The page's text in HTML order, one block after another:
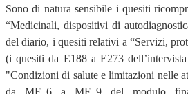
Sono di natura sensibile i quesiti
“Medicinali, dispositivi di
del diario, i quesiti relativi a “Servizi,
(i quesiti da E188 a E273
"Condizioni di salute e limitazioni nelle
da MF_6 a MF_9 del modulo